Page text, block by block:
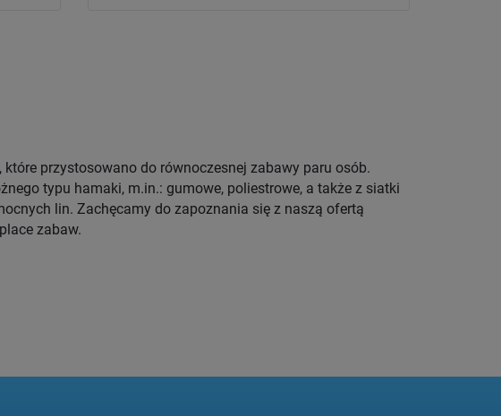
które przystosowano do równoczesnej zabawy paru osób.
typu hamaki, m.in.: gumowe, poliestrowe, a także z siatki
lin. Zachęcamy do zapoznania się z naszą ofertą
zabaw.